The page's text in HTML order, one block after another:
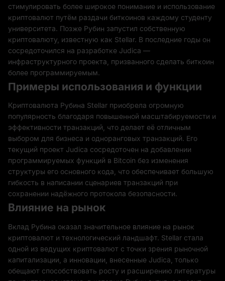
стимулировать более широкое понимание и использование
криптовалют путём раздачи биткоинов каждому студенту
университета. Позже Рубин запустил собственную
криптовалюту, известную как Stellar. В последние годы он
сосредоточился на разработке Judica —
инфраструктурного проекта, призванного сделать биткоин
более программируемым.
Примеры использования и функции
Криптовалюта Рубина Stellar приобрела огромную
популярность благодаря повышенной масштабируемости и
эффективности транзакций, что делает её отличным
выбором для бизнеса и одноранговых транзакций. Его
текущий проект Judica сосредоточен на добавлении
программируемых функций в Bitcoin без изменения
структуры его основного кода, что обеспечивает большую
гибкость в написании сценариев транзакций при
сохранении надёжного протокола безопасности.
Влияние на рынок
Вклад Рубина оказал значительное влияние на рынок
криптовалют и технологический ландшафт. Stellar стала
одной из ведущих криптовалют с точки зрения рыночной
капитализации, а инновации, внесенные Judica, только
обещают способствовать росту и расширению литературы